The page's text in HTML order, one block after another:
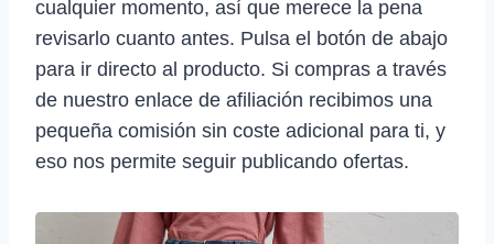
cualquier momento, así que merece la pena
revisarlo cuanto antes. Pulsa el botón de abajo
para ir directo al producto. Si compras a través
de nuestro enlace de afiliación recibimos una
pequeña comisión sin coste adicional para ti, y
eso nos permite seguir publicando ofertas.